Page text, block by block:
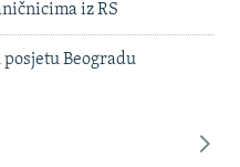
iz RS
Beogradu